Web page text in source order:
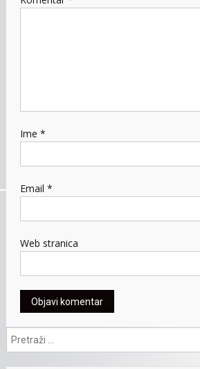
Ime *
Email *
Web stranica